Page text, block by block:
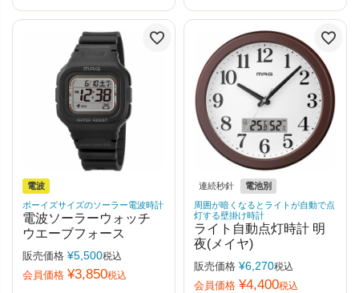
電波
ボーイズサイズのソーラー電波時計
電波ソーラーウォッチ
ウエーブフォース
販売価格 ¥5,500税込
会員価格 ¥3,850税込
連続秒針
電池別
周囲が暗くなるとライトが自動で点
灯する壁掛け時計
ライト自動点灯時計 明
夜(メイヤ)
販売価格 ¥6,270税込
会員価格 ¥4,400税込